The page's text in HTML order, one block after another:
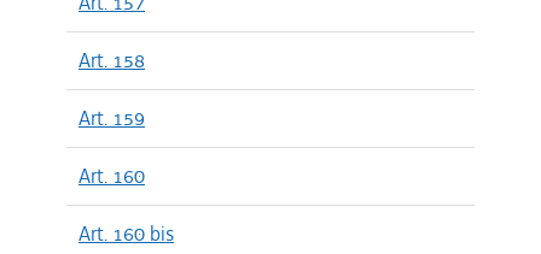
Art. 158
Art. 159
Art. 160
Art. 160 bis